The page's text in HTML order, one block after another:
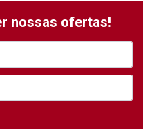
nossas ofertas!